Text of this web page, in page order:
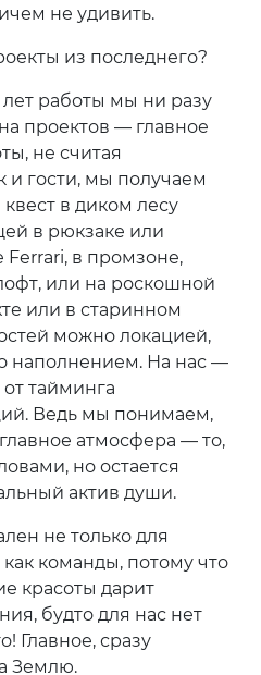
не удивить.
из последнего?
работы мы ни разу
проектов — главное
не считая
и гости, мы получаем
квест в диком лесу
в рюкзаке или
в промзоне,
или на роскошной
или в старинном
можно локацией,
наполнением. На нас —
тайминга
Ведь мы понимаем,
атмосфера — то,
но остается
актив души.
не только для
команды, потому что
красоты дарит
будто для нас нет
Главное, сразу
Землю.